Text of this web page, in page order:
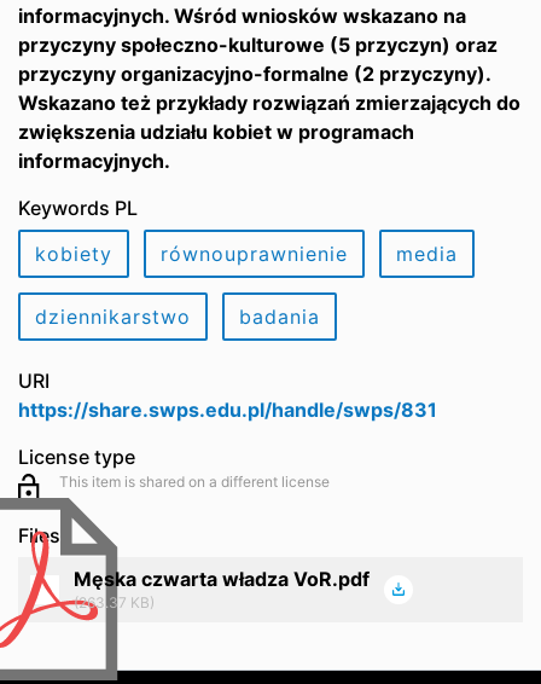
informacyjnych. Wśród wniosków wskazano na
przyczyny społeczno-kulturowe (5 przyczyn) oraz
przyczyny organizacyjno-formalne (2 przyczyny).
Wskazano też przykłady rozwiązań zmierzających do
zwiększenia udziału kobiet w programach
informacyjnych.
Keywords PL
kobiety
równouprawnienie media
dziennikarstwo badania
URI
https://share.swps.edu.pl/handle/swps/831
License type
This item is shared on a different license
Files
Męska czwarta władza VoR.pdf
(263.37 KB)